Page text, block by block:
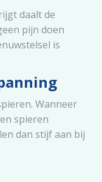
daalt de
pijn doen
is
Wanneer
spieren
dan stijf aan bij